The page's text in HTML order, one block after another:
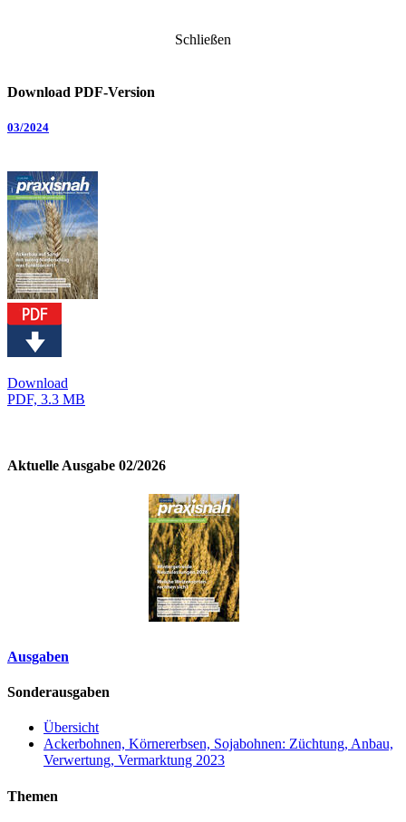
Schließen
Download PDF-Version
03/2024
Download
PDF, 3.3 MB
Aktuelle Ausgabe 02/2026
Ausgaben
Sonderausgaben
Übersicht
Ackerbohnen, Körnererbsen, Sojabohnen: Züchtung, Anbau,
Verwertung, Vermarktung 2023
Themen